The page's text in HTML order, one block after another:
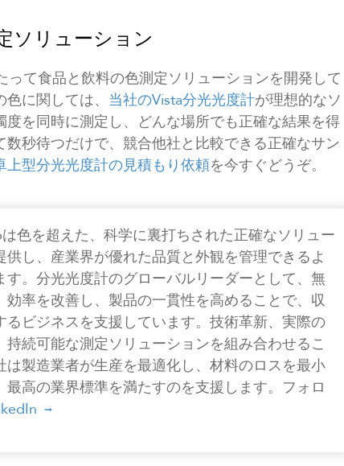
ソリューション
て食品と飲料の色測定ソリューションを開発して
に関しては、 当社のVista分光光度計が理想的なソ
度を同時に測定し、どんな場所でも正確な結果を得
秒待つだけで、競合他社と比較できる正確なサン
上型分光光度計の見積もり依頼を今すぐどうぞ。
色を超えた、科学に裏打ちされた正確なソリュー
供し、産業界が優れた品質と外観を管理できるよ
す。分光光度計のグローバルリーダーとして、無
効率を改善し、製品の一貫性を高めることで、収
るビジネスを支援しています。技術革新、実際の
持続可能な測定ソリューションを組み合わせるこ
は製造業者が生産を最適化し、材料のロスを最小
最高の業界標準を満たすのを支援します。フォロ